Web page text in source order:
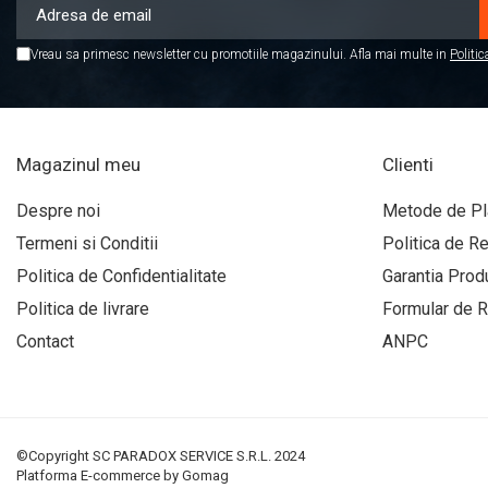
Covorase TOYOTA
Covorase VOLKSWAGEN
ELECTRICE AUTO
Banda izolatoare
Borne Baterie
Bricheta Auto
Claxoane Auto
Vreau sa primesc newsletter cu promotiile magazinului. Afla mai multe in
Magazinul meu
Despre noi
Termeni si Conditii
Politica de Confidentialitate
Politica de livrare
Contact
Clienti
Metode de
Politica de
Garantia
Formular de
ANPC
©Copyright SC PARADOX SERVICE S.R.L. 2024
Platforma E-commerce by Gomag